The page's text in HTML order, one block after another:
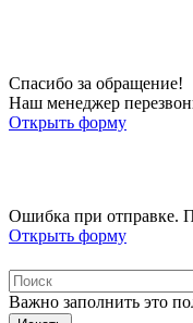
Спасибо за обращение!
Наш менеджер
Открыть форму
Ошибка при отправке.
Открыть форму
Важно заполнить это